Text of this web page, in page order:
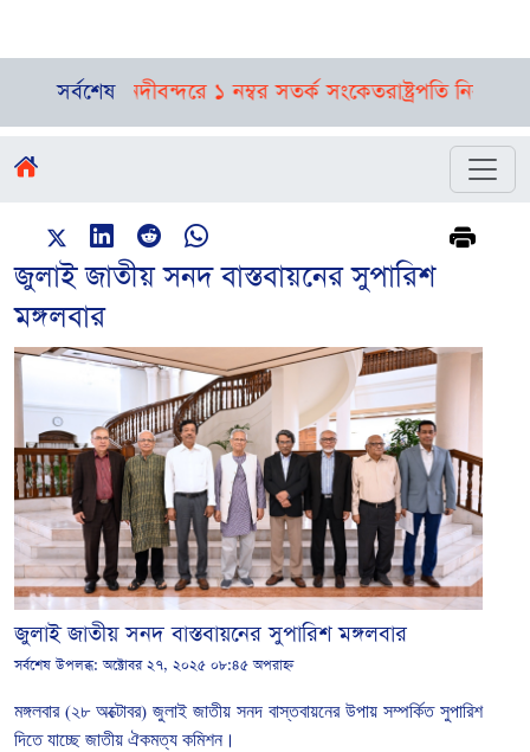
সর্বশেষ
নদীবন্দরে ১ নম্বর সতর্ক সংকেতরাষ্ট্রপতি নির্বাচনের
জুলাই জাতীয় সনদ বাস্তবায়নের সুপারিশ
মঙ্গলবার
জুলাই জাতীয় সনদ বাস্তবায়নের সুপারিশ মঙ্গলবার
সর্বশেষ উপলব্ধ:অক্টোবর ২৭, ২০২৫ ০৮:৪৫ অপরাহ্ন
মঙ্গলবার (২৮ অক্টোবর) জুলাই জাতীয় সনদ বাস্তবায়নের উপায় সম্পর্কিত সুপারিশ
দিতে যাচ্ছে জাতীয় ঐকমত্য কমিশন।